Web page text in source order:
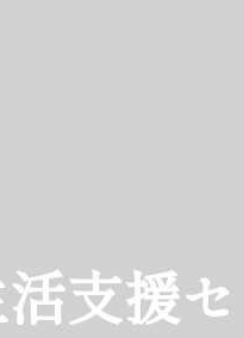
支援